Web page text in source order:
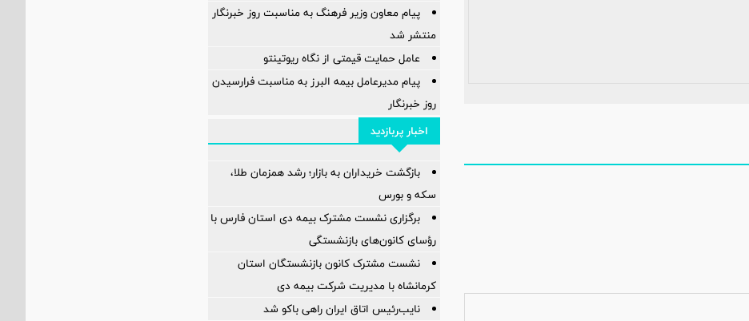
پیام معاون وزیر فرهنگ به مناسبت روز خبرنگار
منتشر شد
عامل حمایت قیمتی از نگاه ریوتینتو
پیام مدیرعامل بیمه البرز به مناسبت فرارسیدن
روز خبرنگار
اخبار پربازدید
بازگشت خریداران به بازار؛ رشد همزمان طلا،
سکه و بورس
برگزاری نشست مشترک بیمه دی استان فارس با
رؤسای کانون‌های بازنشستگی
نشست مشترک کانون بازنشستگان استان
کرمانشاه با مدیریت شرکت بیمه دی
نایب‌رئیس اتاق ایران راهی باکو شد